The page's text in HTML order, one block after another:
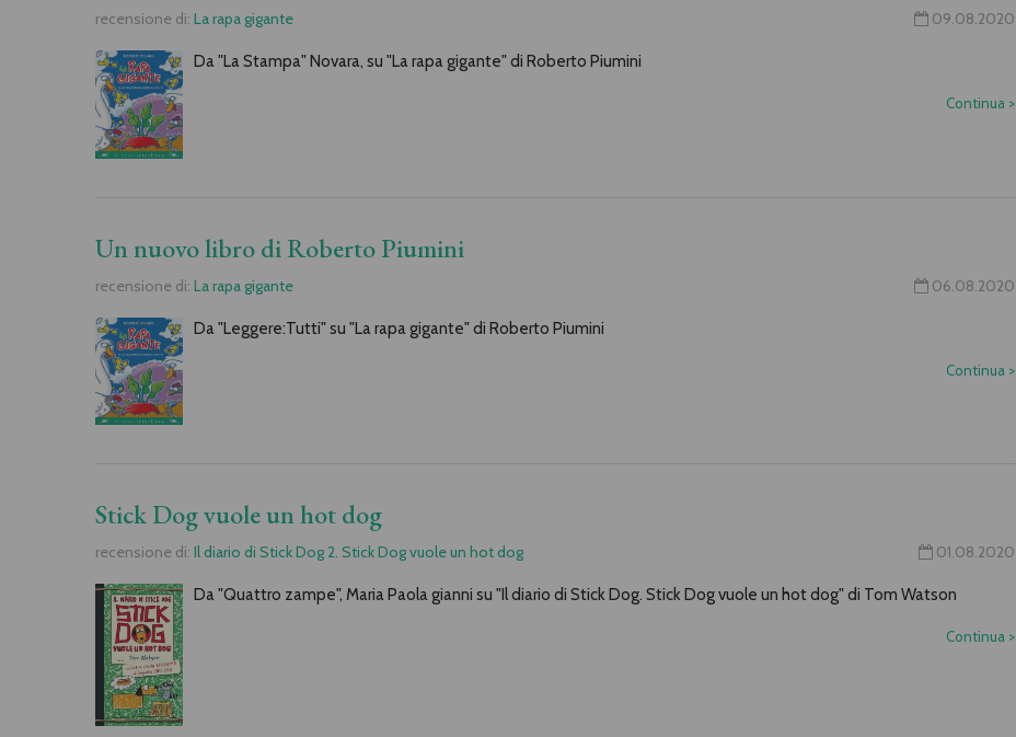
recensione di: La rapa gigante 09.08.2020
Da "La Stampa" Novara, su "La rapa gigante" di Roberto Piumini
Continua >
Un nuovo libro di Roberto Piumini
recensione di: La rapa gigante 06.08.2020
Da "Leggere:Tutti" su "La rapa gigante" di Roberto Piumini
Continua >
Stick Dog vuole un hot dog
recensione di: Il diario di Stick Dog 2. Stick Dog vuole un hot dog 01.08.2020
Da "Quattro zampe", Maria Paola gianni su "Il diario di Stick Dog. Stick Dog vuole un hot dog" di Tom Watson
Continua >